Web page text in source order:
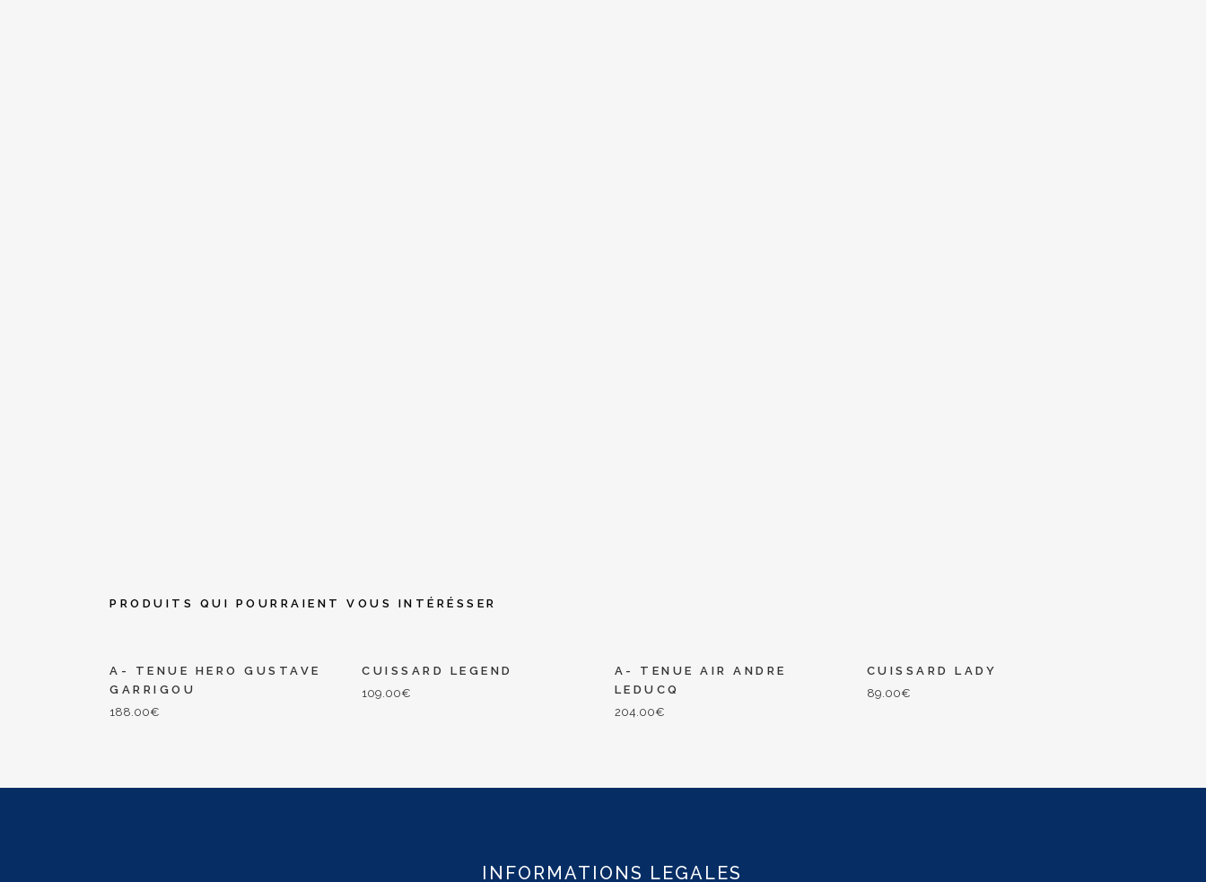
PRODUITS QUI POURRAIENT VOUS INTÉRÉSSER
A- TENUE HERO GUSTAVE
GARRIGOU
188.00€
CUISSARD LEGEND
109.00€
A- TENUE AIR ANDRE
LEDUCQ
204.00€
CUISSARD LADY
89.00€
INFORMATIONS LEGALES